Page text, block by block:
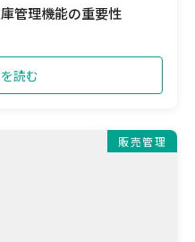
管理機能の重要性
読む
販売管理